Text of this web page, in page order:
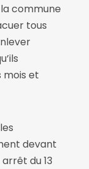
commune
tous
mois et
devant
du 13